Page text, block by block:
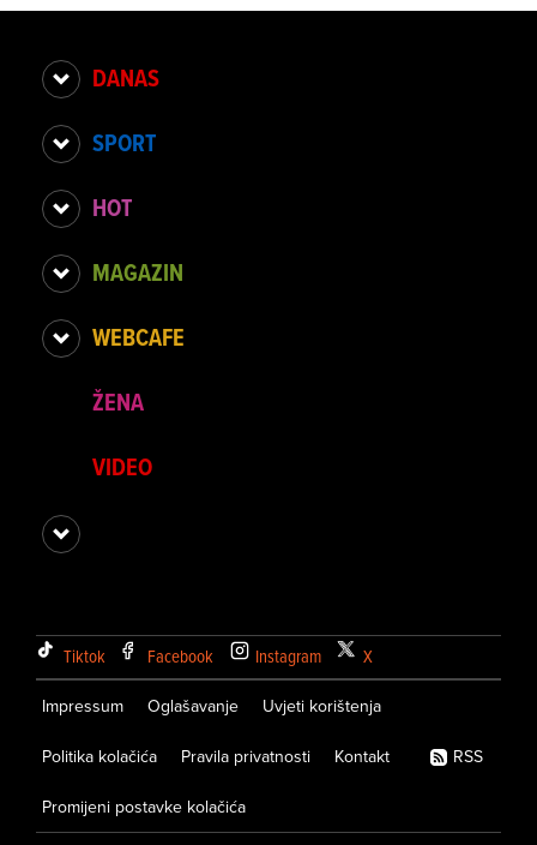
DANAS
SPORT
HOT
MAGAZIN
WEBCAFE
ŽENA
VIDEO
Tiktok Facebook Instagram X
Impressum Oglašavanje Uvjeti korištenja
Politika kolačića Pravila privatnosti Kontakt
Promijeni postavke kolačića
RSS